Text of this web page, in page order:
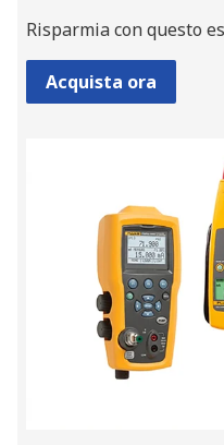
Risparmia con questo
Acquista ora